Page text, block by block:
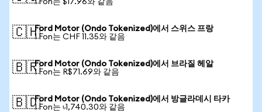
1 Fon는 $17.96와 같음
🇨🇭Ford Motor (Ondo Tokenized)에서 스위스 프랑
1 Fon는 CHF 11.35와 같음
🇧🇷Ford Motor (Ondo Tokenized)에서 브라질 헤알
1 Fon는 R$71.69와 같음
🇧🇩Ford Motor (Ondo Tokenized)에서 방글라데시 타카
1 Fon는 ৳1,740.30와 같음